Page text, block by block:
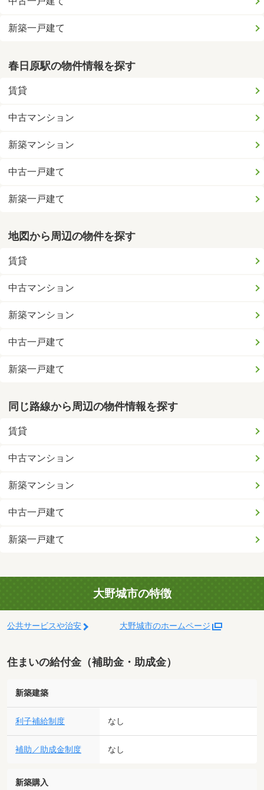
新築一戸建て
春日原駅の物件情報を探す
賃貸
中古マンション
新築マンション
中古一戸建て
新築一戸建て
地図から周辺の物件を探す
賃貸
中古マンション
新築マンション
中古一戸建て
新築一戸建て
同じ路線から周辺の物件情報を探す
賃貸
中古マンション
新築マンション
中古一戸建て
新築一戸建て
大野城市の特徴
公共サービスや治安 大野城市のホームページ
住まいの給付金（補助金・助成金）
新築建築
利子補給制度 なし
補助／助成金制度 なし
新築購入